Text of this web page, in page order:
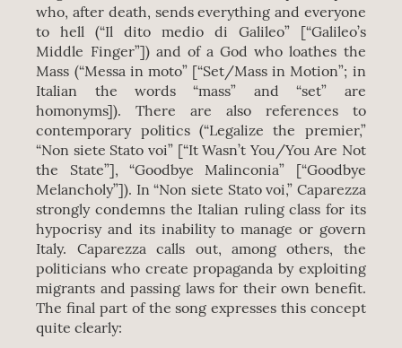
who, after death, sends everything and everyone
to hell (“Il dito medio di Galileo” [“Galileo’s
Middle Finger”]) and of a God who loathes the
Mass (“Messa in moto” [“Set/Mass in Motion”; in
Italian the words “mass” and “set” are
homonyms]). There are also references to
contemporary politics (“Legalize the premier,”
“Non siete Stato voi” [“It Wasn’t You/You Are Not
the State”], “Goodbye Malinconia” [“Goodbye
Melancholy”]). In “Non siete Stato voi,” Caparezza
strongly condemns the Italian ruling class for its
hypocrisy and its inability to manage or govern
Italy. Caparezza calls out, among others, the
politicians who create propaganda by exploiting
migrants and passing laws for their own benefit.
The final part of the song expresses this concept
quite clearly: